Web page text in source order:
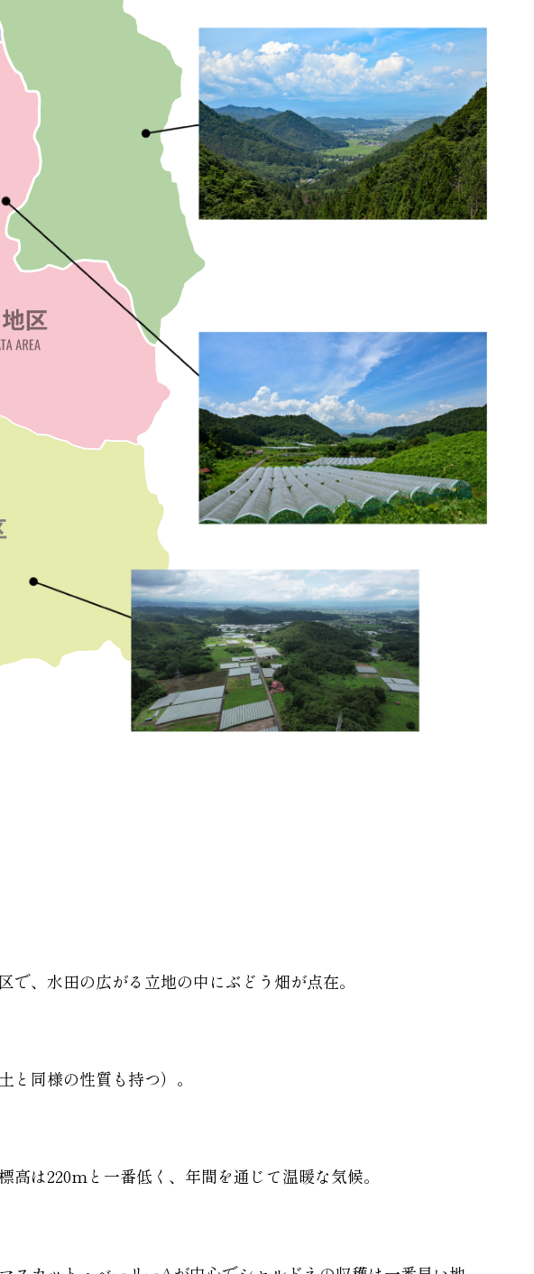
で、水田の広がる立地の中にぶどう畑が点在。
と同様の性質も持つ）。
高は220mと一番低く、年間を通じて温暖な気候。